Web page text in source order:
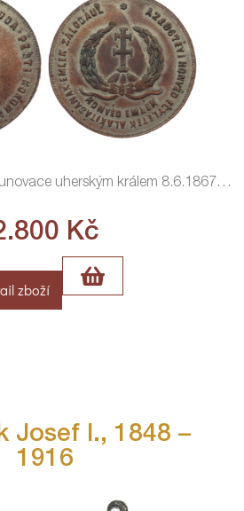
uherským králem 8.6.1867 …
Kč
zboží
Josef I., 1848 –
1916